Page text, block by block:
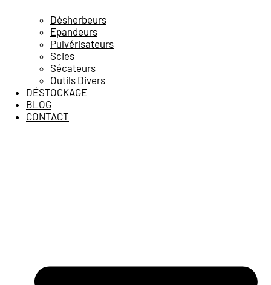
Désherbeurs
Epandeurs
Pulvérisateurs
Scies
Sécateurs
Outils Divers
DÉSTOCKAGE
BLOG
CONTACT